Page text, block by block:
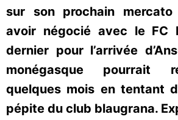
sur son prochain
avoir négocié avec le FC
dernier pour l’arrivée
monégasque pourrait
quelques mois en tentant
pépite du club blaugrana.